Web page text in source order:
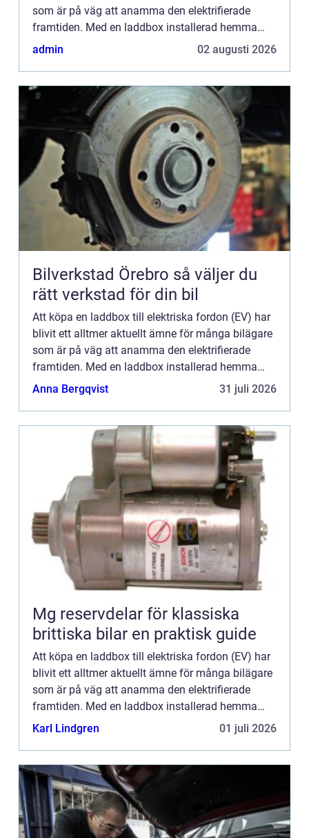
som är på väg att anamma den elektrifierade
framtiden. Med en laddbox installerad hemma
kan du njuta av ...
admin 02 augusti 2026
Bilverkstad Örebro så väljer du
rätt verkstad för din bil
Att köpa en laddbox till elektriska fordon (EV) har
blivit ett alltmer aktuellt ämne för många bilägare
som är på väg att anamma den elektrifierade
framtiden. Med en laddbox installerad hemma
kan du njuta av ...
Anna Bergqvist 31 juli 2026
Mg reservdelar för klassiska
brittiska bilar en praktisk guide
Att köpa en laddbox till elektriska fordon (EV) har
blivit ett alltmer aktuellt ämne för många bilägare
som är på väg att anamma den elektrifierade
framtiden. Med en laddbox installerad hemma
kan du njuta av ...
Karl Lindgren 01 juli 2026